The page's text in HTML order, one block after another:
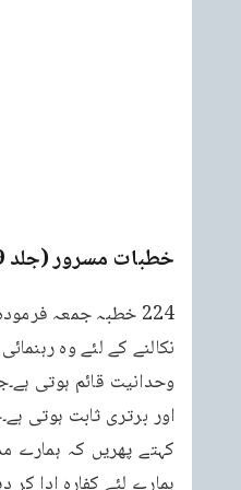
خطبات مسرور (جلد 9۔ 2011ء)